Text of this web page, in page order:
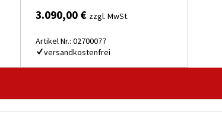
3.090,00 € zzgl. MwSt.
Artikel Nr.: 02700077
versandkostenfrei